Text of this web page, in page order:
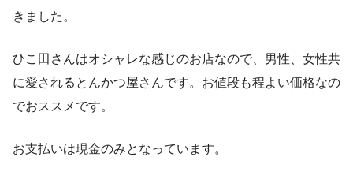
きました。
ひこ田さんはオシャレな感じのお店なので、男性、女性共
に愛されるとんかつ屋さんです。お値段も程よい価格なの
でおススメです。
お支払いは現金のみとなっています。